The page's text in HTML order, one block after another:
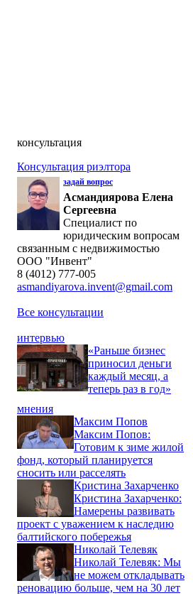
консультация
Консультация риэлтора
задай вопрос
Асмандиярова Елена
Сергеевна
Специалист по
юридическим вопросам
связанным с недвижимостью
ООО "Инвент"
8 (4012) 777-005
asmandiyarova.invent@gmail.com
Все консультации
интервью
«Раньше бизнес
приносил деньги
каждый месяц, а
теперь раз в год»
мнения
Максим Попов
Максим Попов:
Готовим к зиме жилой
фонд, который планируется
сносить или расселять
Кристина Захарченко
Кристина Захарченко:
Намерены развивать
проект с уважением к наследию
балтийского побережья
Николай Телевяк
Николай Телевяк: Мы
не можем откладывать
реновацию больше, чем на 30 лет